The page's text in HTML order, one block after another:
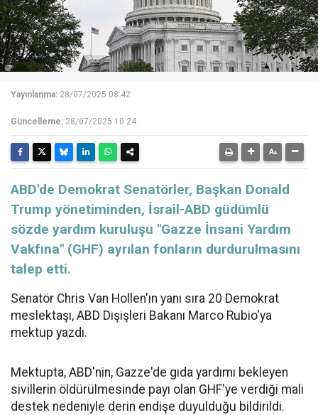
Yayınlanma: 28/07/2025 08:42
Güncelleme: 28/07/2025 10:24
ABD'de Demokrat Senatörler, Başkan Donald
Trump yönetiminden, İsrail-ABD güdümlü
sözde yardım kuruluşu "Gazze İnsani Yardım
Vakfına" (GHF) ayrılan fonların durdurulmasını
talep etti.
Senatör Chris Van Hollen'ın yanı sıra 20 Demokrat
meslektaşı, ABD Dışişleri Bakanı Marco Rubio'ya
mektup yazdı.
Mektupta, ABD'nin, Gazze'de gıda yardımı bekleyen
sivillerin öldürülmesinde payı olan GHF'ye verdiği mali
destek nedeniyle derin endişe duyulduğu bildirildi.